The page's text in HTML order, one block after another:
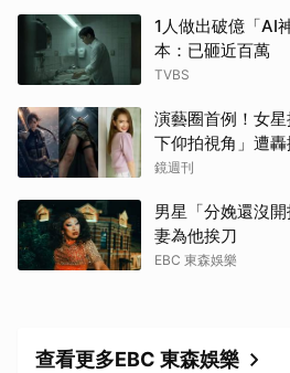
1人做出破億「AI
本：已砸近百萬
TVBS
演藝圈首例！女
下仰拍視角」遭
鏡週刊
男星「分娩還沒
妻為他挨刀
EBC 東森娛樂
查看更多EBC 東森娛樂